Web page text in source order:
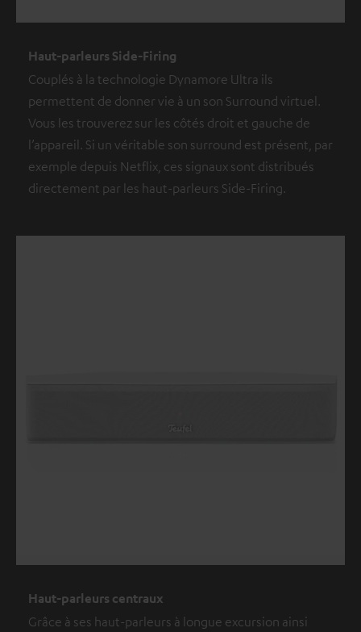
Haut-parleurs Side-Firing
Couplés à la technologie Dynamore Ultra ils
permettent de donner vie à un son Surround virtuel.
Vous les trouverez sur les côtés droit et gauche de
l’appareil. Si un véritable son surround est présent, par
exemple depuis Netflix, ces signaux sont distribués
directement par les haut-parleurs Side-Firing.
Haut-parleurs centraux
Grâce à ses haut-parleurs à longue excursion ainsi